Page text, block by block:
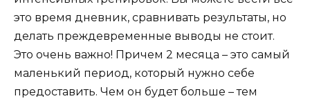
это время дневник, сравнивать результаты, но
делать преждевременные выводы не стоит.
Это очень важно! Причем 2 месяца – это самый
маленький период, который нужно себе
предоставить. Чем он будет больше – тем